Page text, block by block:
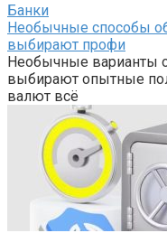
Банки
Необычные способы
выбирают профи
Необычные варианты
выбирают опытные
валют всё